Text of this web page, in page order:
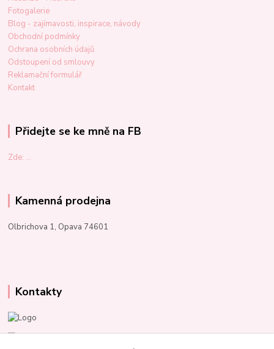
Fotogalerie
Blog - zajímavosti, inspirace, návody
Obchodní podmínky
Ochrana osobních údajů
Odstoupení od smlouvy
Reklamační formulář
Kontakt
Přidejte se ke mně na FB
Zde: ...
Kamenná prodejna
Olbrichova 1, Opava 74601
Kontakty
Marcela Kupková